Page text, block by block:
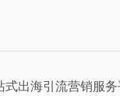
式出海引流营销服